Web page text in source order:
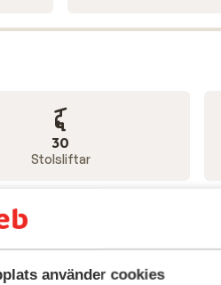
använder cookies
30
Stolsliftar